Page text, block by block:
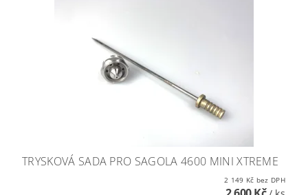
TRYSKOVÁ SADA PRO SAGOLA 4600 MINI XTREME
2 149 Kč bez DPH